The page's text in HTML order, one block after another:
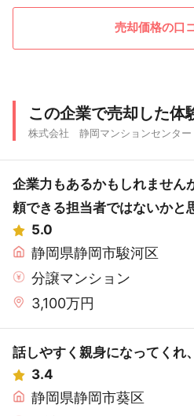
売却価格の口
この企業で売却した体
株式会社 静岡マンションセンター
企業力もあるかもしれません
頼できる担当者ではないかと
5.0
静岡県静岡市駿河区
分譲マンション
3,100万円
話しやすく親身になってくれ
3.4
静岡県静岡市葵区